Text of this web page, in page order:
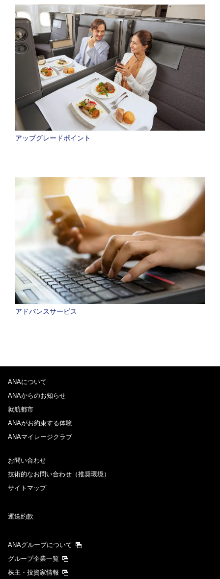
アップグレードポイント
アドバンスサービス
ANAについて
ANAからのお知らせ
就航都市
ANAがお約束する体験
ANAマイレージクラブ
お問い合わせ
技術的なお問い合わせ（推奨環境）
サイトマップ
運送約款
ANAグループについて
グループ企業一覧
株主・投資家情報